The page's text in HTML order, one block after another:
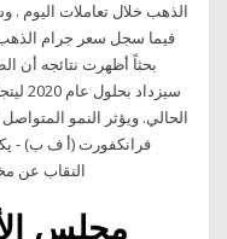
بحثاً أظهرت نتائجه أن
الحالي. ويؤثر النمو
فرانكفورت (أ ف ب) -
النقاب عن